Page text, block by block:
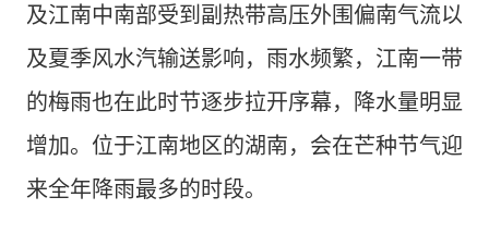
及江南中南部受到副热带高压外围偏南气流以
及夏季风水汽输送影响，雨水频繁，江南一带
的梅雨也在此时节逐步拉开序幕，降水量明显
增加。位于江南地区的湖南，会在芒种节气迎
来全年降雨最多的时段。